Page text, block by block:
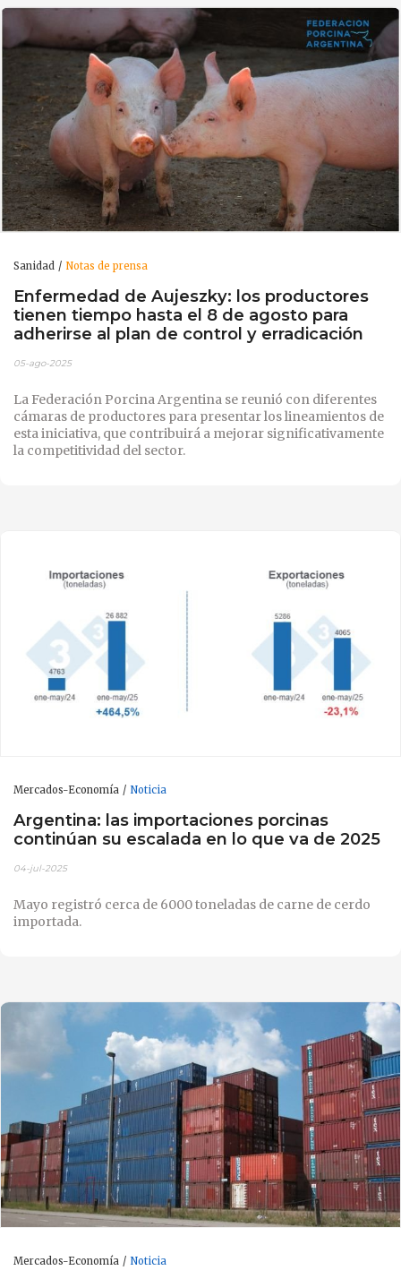
Sanidad Notas de prensa
Enfermedad de Aujeszky: los productores
tienen tiempo hasta el 8 de agosto para
adherirse al plan de control y erradicación
05-ago-2025
La Federación Porcina Argentina se reunió con diferentes
cámaras de productores para presentar los lineamientos de
esta iniciativa, que contribuirá a mejorar significativamente
la competitividad del sector.
Mercados-Economía Noticia
Argentina: las importaciones porcinas
continúan su escalada en lo que va de 2025
04-jul-2025
Mayo registró cerca de 6000 toneladas de carne de cerdo
importada.
Mercados-Economía Noticia